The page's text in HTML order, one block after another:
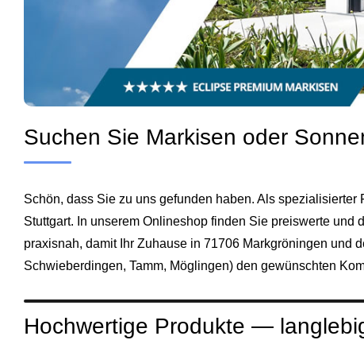
Suchen Sie Markisen oder
Schön, dass Sie zu uns gefunden haben. Als
Stuttgart. In unserem Onlineshop finden Sie preiswerte und
praxisnah, damit Ihr Zuhause in 71706 Markgröningen und
Schwieberdingen, Tamm, Möglingen) den gewünschten
Hochwertige Produkte —